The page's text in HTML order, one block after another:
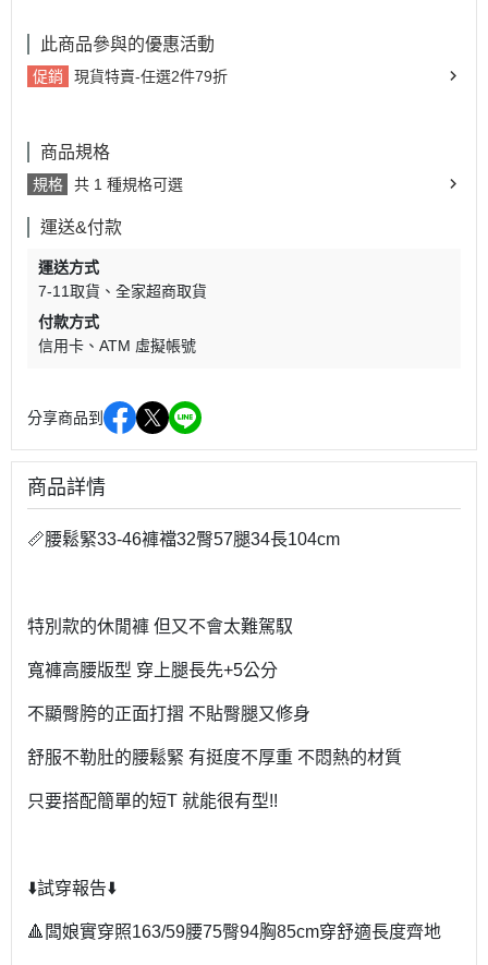
此商品參與的優惠活動
促銷 現貨特賣-任選2件79折
商品規格
規格 共 1 種規格可選
運送&付款
運送方式
7-11取貨
全家超商取貨
付款方式
信用卡
ATM 虛擬帳號
分享商品到
商品詳情
📏腰鬆緊33-46褲襠32臀57腿34長104cm
特別款的休閒褲 但又不會太難駕馭
寬褲高腰版型 穿上腿長先+5公分
不顯臀胯的正面打摺 不貼臀腿又修身
舒服不勒肚的腰鬆緊 有挺度不厚重 不悶熱的材質
只要搭配簡單的短T 就能很有型!!
⬇️試穿報告⬇️
🔺闆娘實穿照163/59腰75臀94胸85cm穿舒適長度齊地